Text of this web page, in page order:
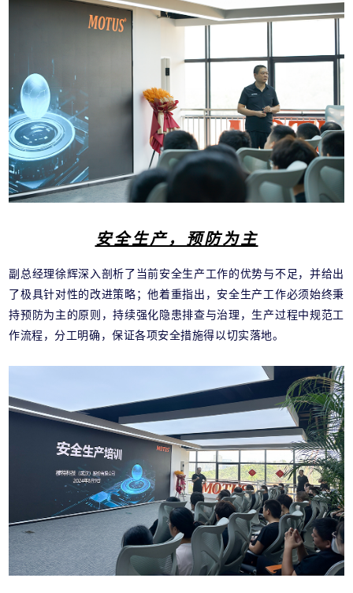
安全生产，预防为主
副总经理徐辉深入剖析了当前安全生产工作的优势与不足，并给出
了极具针对性的改进策略；他着重指出，安全生产工作必须始终秉
持预防为主的原则，持续强化隐患排查与治理，生产过程中规范工
作流程，分工明确，保证各项安全措施得以切实落地。